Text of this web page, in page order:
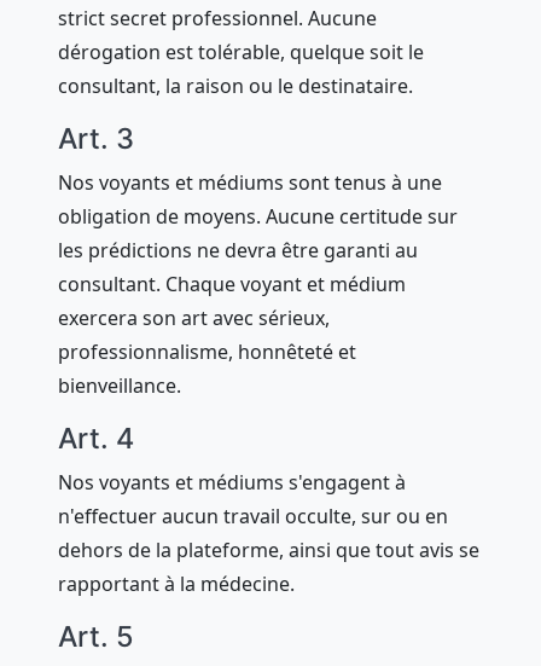
strict secret professionnel. Aucune
dérogation est tolérable, quelque soit le
consultant, la raison ou le destinataire.
Art. 3
Nos voyants et médiums sont tenus à une
obligation de moyens. Aucune certitude sur
les prédictions ne devra être garanti au
consultant. Chaque voyant et médium
exercera son art avec sérieux,
professionnalisme, honnêteté et
bienveillance.
Art. 4
Nos voyants et médiums s'engagent à
n'effectuer aucun travail occulte, sur ou en
dehors de la plateforme, ainsi que tout avis se
rapportant à la médecine.
Art. 5